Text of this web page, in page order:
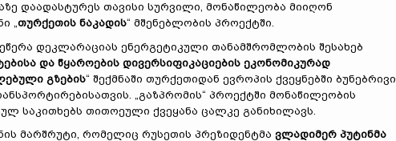
დაადასტურეს თავისი სურვილი, მონაწილეობა მიიღონ
„თურქეთის ნაკადის“ მშენებლობის პროექტში.
დეკლარაციას ენერგეტიკული თანამშრომლობის შესახებ
და წყაროების დივერსიფიკაციების ეკონომიკურად
გზების“ შექმნაში თურქეთიდან ევროპის ქვეყნებში ბუნებრივი
„გაზპრომის“ პროექტში მონაწილეობის
საკითხებს თითოეული ქვეყანა ცალკე განიხილავს.
მარშრუტი, რომელიც რუსეთის პრეზიდენტმა ვლადიმერ პუტინმა